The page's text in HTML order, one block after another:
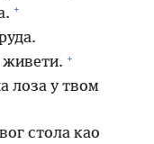
+
+
лоза у твом
стола као